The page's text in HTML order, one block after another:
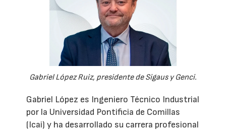
Gabriel López Ruiz, presidente de Sigaus y Genci.
Gabriel López es Ingeniero Técnico Industrial
por la Universidad Pontificia de Comillas
(Icai) y ha desarrollado su carrera profesional